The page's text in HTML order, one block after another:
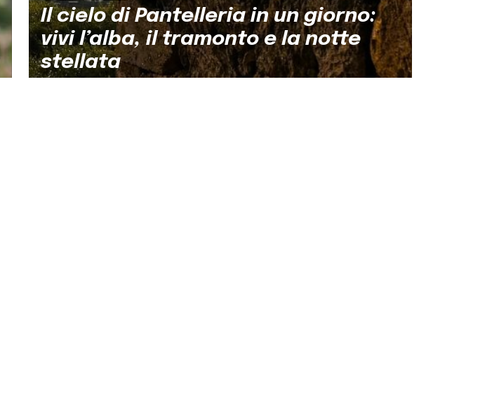
Il cielo di Pantelleria in un giorno:
vivi l’alba, il tramonto e la notte
stellata